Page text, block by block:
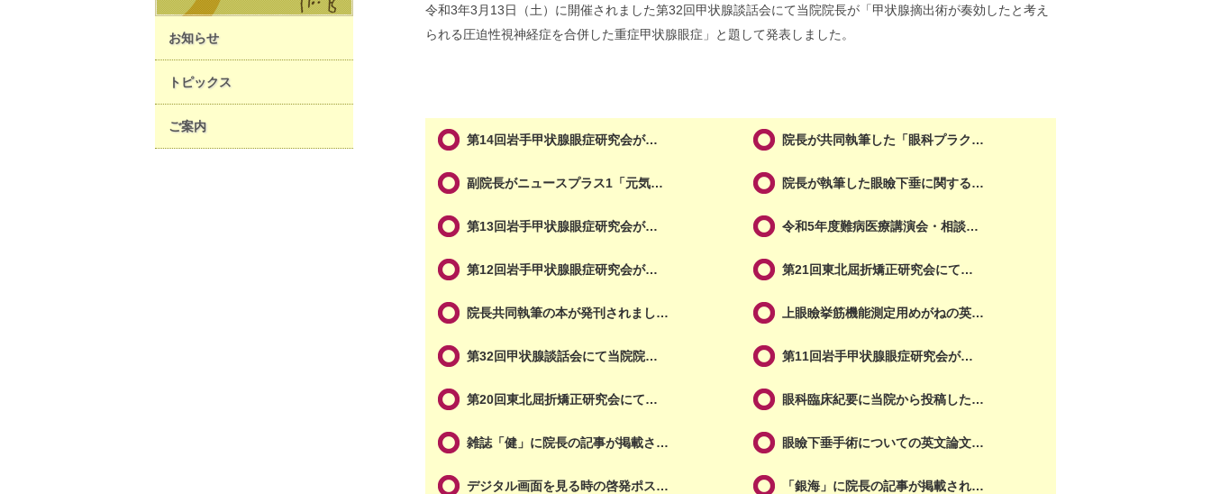
令和3年3月13日（土）に開催されました第32回甲状腺談話会にて当院院長が「甲状腺摘出術が奏効したと考え
られる圧迫性視神経症を合併した重症甲状腺眼症」と題して発表しました。
第14回岩手甲状腺眼症研究会が… 院長が共同執筆した「眼科プラク…
副院長がニュースプラス1「元気… 院長が執筆した眼瞼下垂に関する…
第13回岩手甲状腺眼症研究会が… 令和5年度難病医療講演会・相談…
第12回岩手甲状腺眼症研究会が… 第21回東北屈折矯正研究会にて…
院長共同執筆の本が発刊されまし… 上眼瞼挙筋機能測定用めがねの英…
第32回甲状腺談話会にて当院院… 第11回岩手甲状腺眼症研究会が…
第20回東北屈折矯正研究会にて… 眼科臨床紀要に当院から投稿した…
雑誌「健」に院長の記事が掲載さ… 眼瞼下垂手術についての英文論文…
デジタル画面を見る時の啓発ポス… 「銀海」に院長の記事が掲載され…
お知らせ
トピックス
ご案内